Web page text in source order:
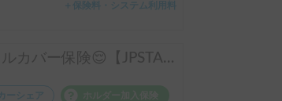
＋保険料・システム利用料
フルカバー保険😌【JPSTAR HAPPY1+】エアコン完備！ペット歓迎🐾配車先多数🐾《西東京キャンピングカーレンタル》
カーシェア